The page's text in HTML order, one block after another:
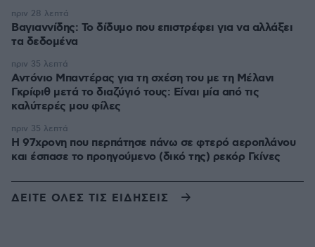
Βαγιαννίδης: Το δίδυμο που επιστρέφει για να αλλάξει
τα δεδομένα
πριν 28 λεπτά
Αντόνιο Μπαντέρας για τη σχέση του με τη Μέλανι
Γκρίφιθ μετά το διαζύγιό τους: Είναι μία από τις
καλύτερές μου φίλες
πριν 35 λεπτά
Η 97χρονη που περπάτησε πάνω σε φτερό αεροπλάνου
και έσπασε το προηγούμενο (δικό της) ρεκόρ Γκίνες
πριν 35 λεπτά
ΔΕΙΤΕ ΟΛΕΣ ΤΙΣ ΕΙΔΗΣΕΙΣ